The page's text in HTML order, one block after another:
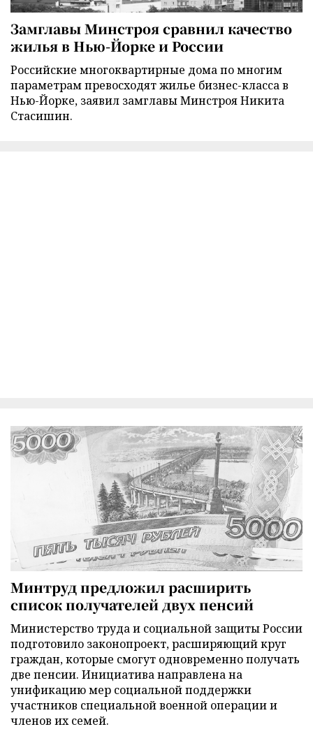
Замглавы Минстроя сравнил качество
жилья в Нью-Йорке и России
Российские многоквартирные дома по многим
параметрам превосходят жилье бизнес-класса в
Нью-Йорке, заявил замглавы Минстроя Никита
Стасишин.
Минтруд предложил расширить
список получателей двух пенсий
Министерство труда и социальной защиты России
подготовило законопроект, расширяющий круг
граждан, которые смогут одновременно получать
две пенсии. Инициатива направлена на
унификацию мер социальной поддержки
участников специальной военной операции и
членов их семей.